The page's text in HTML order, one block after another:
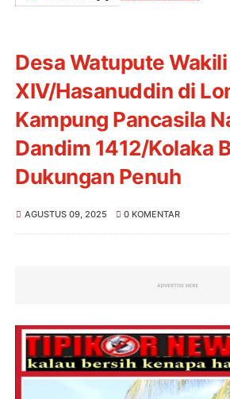
Desa Watupute
XIV/Hasanuddin di
Kampung Pancasila
Dandim 1412/Kolaka
Dukungan Penuh
AGUSTUS 09, 2025 0 KOMENTAR